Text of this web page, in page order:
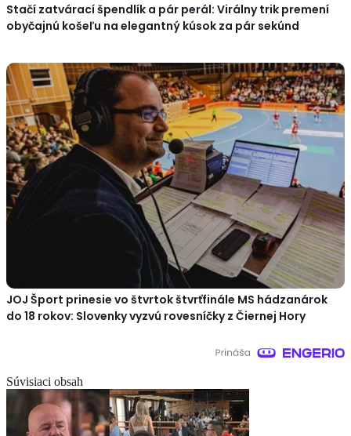
Stačí zatvárací špendlík a pár perál: Virálny trik premení
obyčajnú košeľu na elegantný kúsok za pár sekúnd
JOJ Šport prinesie vo štvrtok štvrťfinále MS hádzanárok
do 18 rokov: Slovenky vyzvú rovesníčky z Čiernej Hory
Súvisiaci obsah